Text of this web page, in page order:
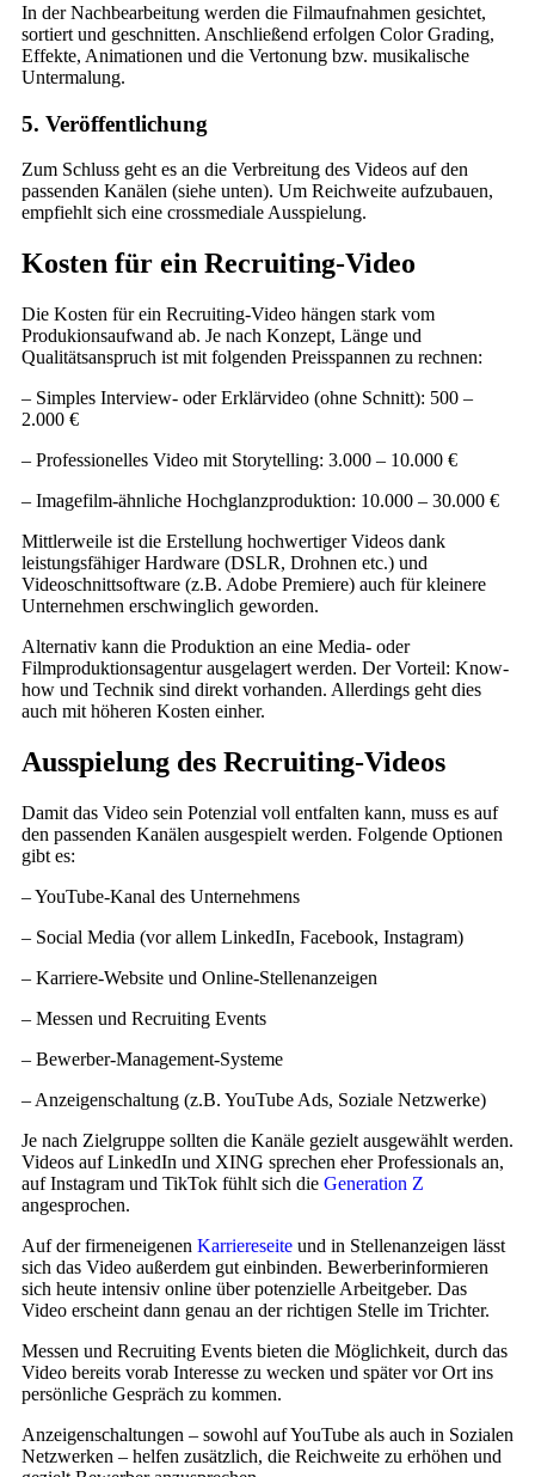
In der Nachbearbeitung werden die Filmaufnahmen gesichtet,
sortiert und geschnitten. Anschließend erfolgen Color Grading,
Effekte, Animationen und die Vertonung bzw. musikalische
Untermalung.
5. Veröffentlichung
Zum Schluss geht es an die Verbreitung des Videos auf den
passenden Kanälen (siehe unten). Um Reichweite aufzubauen,
empfiehlt sich eine crossmediale Ausspielung.
Kosten für ein Recruiting-Video
Die Kosten für ein Recruiting-Video hängen stark vom
Produkionsaufwand ab. Je nach Konzept, Länge und
Qualitätsanspruch ist mit folgenden Preisspannen zu rechnen:
– Simples Interview- oder Erklärvideo (ohne Schnitt): 500 –
2.000 €
– Professionelles Video mit Storytelling: 3.000 – 10.000 €
– Imagefilm-ähnliche Hochglanzproduktion: 10.000 – 30.000 €
Mittlerweile ist die Erstellung hochwertiger Videos dank
leistungsfähiger Hardware (DSLR, Drohnen etc.) und
Videoschnittsoftware (z.B. Adobe Premiere) auch für kleinere
Unternehmen erschwinglich geworden.
Alternativ kann die Produktion an eine Media- oder
Filmproduktionsagentur ausgelagert werden. Der Vorteil: Know-
how und Technik sind direkt vorhanden. Allerdings geht dies
auch mit höheren Kosten einher.
Ausspielung des Recruiting-Videos
Damit das Video sein Potenzial voll entfalten kann, muss es auf
den passenden Kanälen ausgespielt werden. Folgende Optionen
gibt es:
– YouTube-Kanal des Unternehmens
– Social Media (vor allem LinkedIn, Facebook, Instagram)
– Karriere-Website und Online-Stellenanzeigen
– Messen und Recruiting Events
– Bewerber-Management-Systeme
– Anzeigenschaltung (z.B. YouTube Ads, Soziale Netzwerke)
Je nach Zielgruppe sollten die Kanäle gezielt ausgewählt werden.
Videos auf LinkedIn und XING sprechen eher Professionals an,
auf Instagram und TikTok fühlt sich die Generation Z
angesprochen.
Auf der firmeneigenen Karriereseite und in Stellenanzeigen lässt
sich das Video außerdem gut einbinden. Bewerberinformieren
sich heute intensiv online über potenzielle Arbeitgeber. Das
Video erscheint dann genau an der richtigen Stelle im Trichter.
Messen und Recruiting Events bieten die Möglichkeit, durch das
Video bereits vorab Interesse zu wecken und später vor Ort ins
persönliche Gespräch zu kommen.
Anzeigenschaltungen – sowohl auf YouTube als auch in Sozialen
Netzwerken – helfen zusätzlich, die Reichweite zu erhöhen und